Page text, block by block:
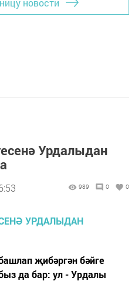
Урдалыдан
989 0 0
җибәргән бәйге
да бар: ул - Урдалы